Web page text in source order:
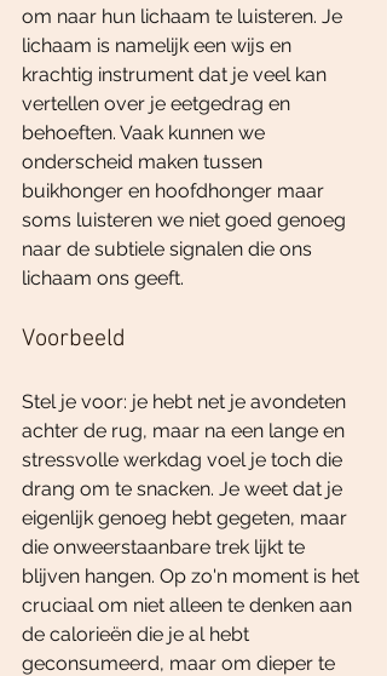
om naar hun lichaam te luisteren. Je
lichaam is namelijk een wijs en
krachtig instrument dat je veel kan
vertellen over je eetgedrag en
behoeften. Vaak kunnen we
onderscheid maken tussen
buikhonger en hoofdhonger maar
soms luisteren we niet goed genoeg
naar de subtiele signalen die ons
lichaam ons geeft.
Voorbeeld
Stel je voor: je hebt net je avondeten
achter de rug, maar na een lange en
stressvolle werkdag voel je toch die
drang om te snacken. Je weet dat je
eigenlijk genoeg hebt gegeten, maar
die onweerstaanbare trek lijkt te
blijven hangen. Op zo'n moment is het
cruciaal om niet alleen te denken aan
de calorieën die je al hebt
geconsumeerd, maar om dieper te